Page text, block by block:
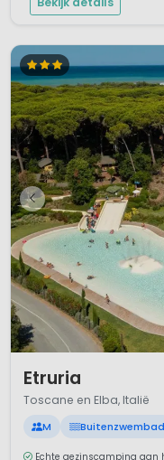
Etruria
Toscane en Elba, Italië
M Buitenzwembad
Echte gezinscamping aan